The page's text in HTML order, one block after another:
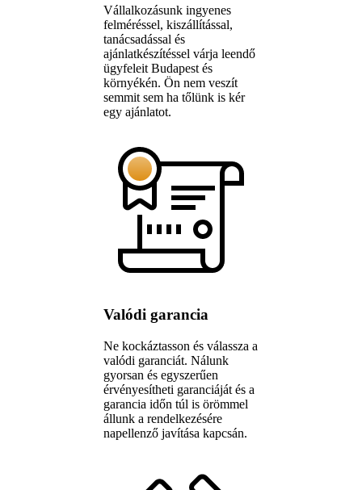
Vállalkozásunk ingyenes
felméréssel, kiszállítással,
tanácsadással és
ajánlatkészítéssel várja leendő
ügyfeleit Budapest és
környékén. Ön nem veszít
semmit sem ha tőlünk is kér
egy ajánlatot.
Valódi garancia
Ne kockáztasson és válassza a
valódi garanciát. Nálunk
gyorsan és egyszerűen
érvényesítheti garanciáját és a
garancia időn túl is örömmel
állunk a rendelkezésére
napellenző javítása kapcsán.